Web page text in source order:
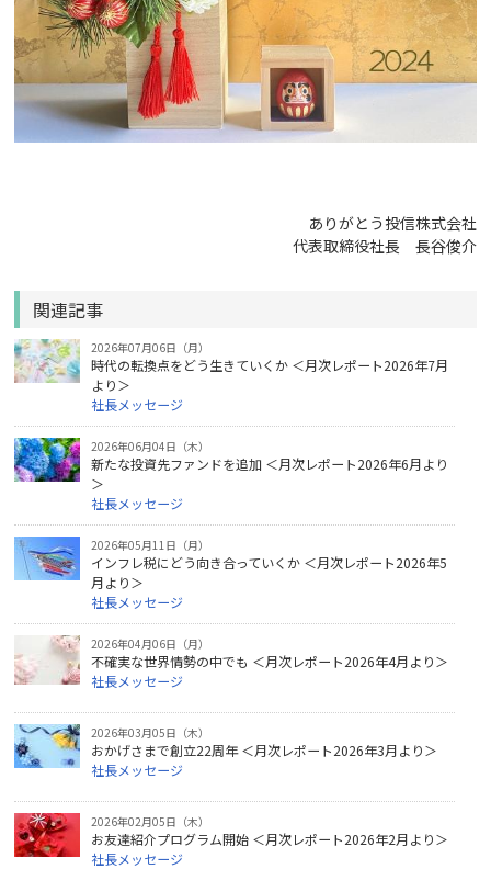
ありがとう投信株式会社
代表取締役社長 長谷俊介
関連記事
2026年07月06日（月）
時代の転換点をどう生きていくか ＜月次レポート2026年7月
より＞
社長メッセージ
2026年06月04日（木）
新たな投資先ファンドを追加 ＜月次レポート2026年6月より
＞
社長メッセージ
2026年05月11日（月）
インフレ税にどう向き合っていくか ＜月次レポート2026年5
月より＞
社長メッセージ
2026年04月06日（月）
不確実な世界情勢の中でも ＜月次レポート2026年4月より＞
社長メッセージ
2026年03月05日（木）
おかげさまで創立22周年 ＜月次レポート2026年3月より＞
社長メッセージ
2026年02月05日（木）
お友達紹介プログラム開始 ＜月次レポート2026年2月より＞
社長メッセージ